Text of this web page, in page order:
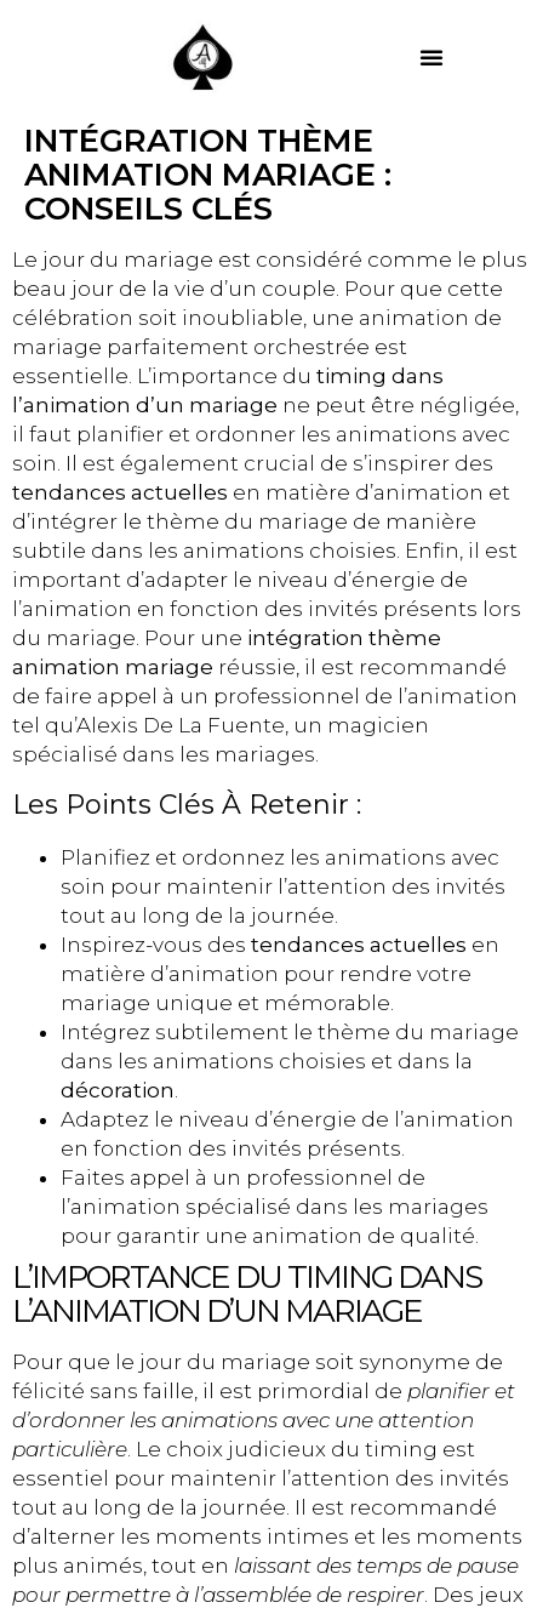
INTÉGRATION THÈME
ANIMATION MARIAGE :
CONSEILS CLÉS
Le jour du mariage est considéré comme le plus
beau jour de la vie d’un couple. Pour que cette
célébration soit inoubliable, une animation de
mariage parfaitement orchestrée est
essentielle. L’importance du timing dans
l’animation d’un mariage ne peut être négligée,
il faut planifier et ordonner les animations avec
soin. Il est également crucial de s’inspirer des
tendances actuelles en matière d’animation et
d’intégrer le thème du mariage de manière
subtile dans les animations choisies. Enfin, il est
important d’adapter le niveau d’énergie de
l’animation en fonction des invités présents lors
du mariage. Pour une intégration thème
animation mariage réussie, il est recommandé
de faire appel à un professionnel de l’animation
tel qu’Alexis De La Fuente, un magicien
spécialisé dans les mariages.
Les Points Clés À Retenir :
Planifiez et ordonnez les animations avec
soin pour maintenir l’attention des invités
tout au long de la journée.
Inspirez-vous des tendances actuelles en
matière d’animation pour rendre votre
mariage unique et mémorable.
Intégrez subtilement le thème du mariage
dans les animations choisies et dans la
décoration
Adaptez le niveau d’énergie de l’animation
en fonction des invités présents.
Faites appel à un professionnel de
l’animation spécialisé dans les mariages
pour garantir une animation de qualité.
L’IMPORTANCE DU TIMING DANS
L’ANIMATION D’UN MARIAGE
Pour que le jour du mariage soit synonyme de
félicité sans faille, il est primordial de planifier et
d’ordonner les animations avec une attention
particulière . Le choix judicieux du timing est
essentiel pour maintenir l’attention des invités
tout au long de la journée. Il est recommandé
d’alterner les moments intimes et les moments
plus animés, tout en laissant des temps de pause
pour permettre à l’assemblée de respirer . Des jeux